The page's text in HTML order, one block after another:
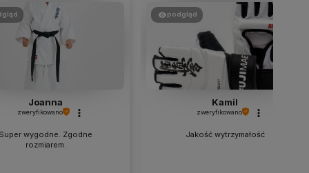
Joanna
zweryfikowano
Super wygodne. Zgodne
rozmiarem.
podgląd
Kamil
zweryfikowano
Jakość wytrzymałość